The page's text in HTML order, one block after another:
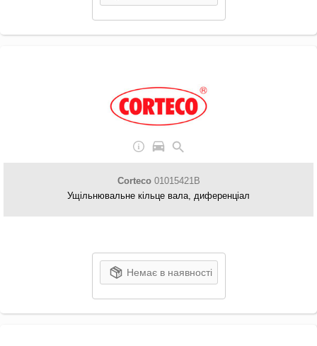
Corteco01015421B
Ущільнювальне кільце вала, диференціал
Немає в наявності